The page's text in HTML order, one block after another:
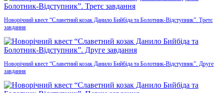
Новорічний квест “Славетний козак Данило Бийбіда та Болотник-Відступник”. Третє
завдання
Новорічний квест “Славетний козак Данило Бийбіда та Болотник-Відступник”. Друге
завдання